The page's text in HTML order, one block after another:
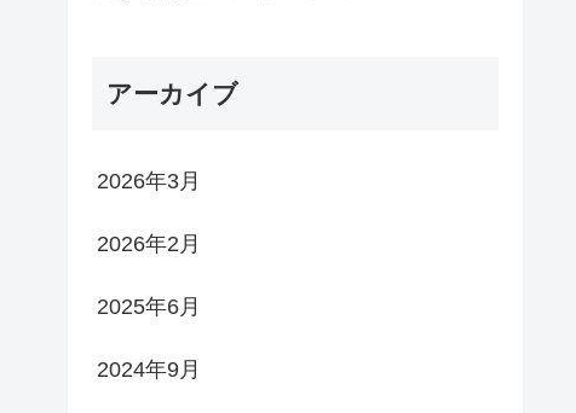
アーカイブ
2026年3月
2026年2月
2025年6月
2024年9月